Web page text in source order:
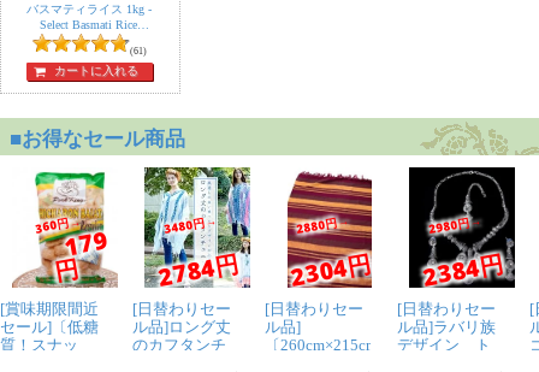
バスマティライス 1kg -
Select Basmati Rice
【Ambika】
(61)
カートに入れる